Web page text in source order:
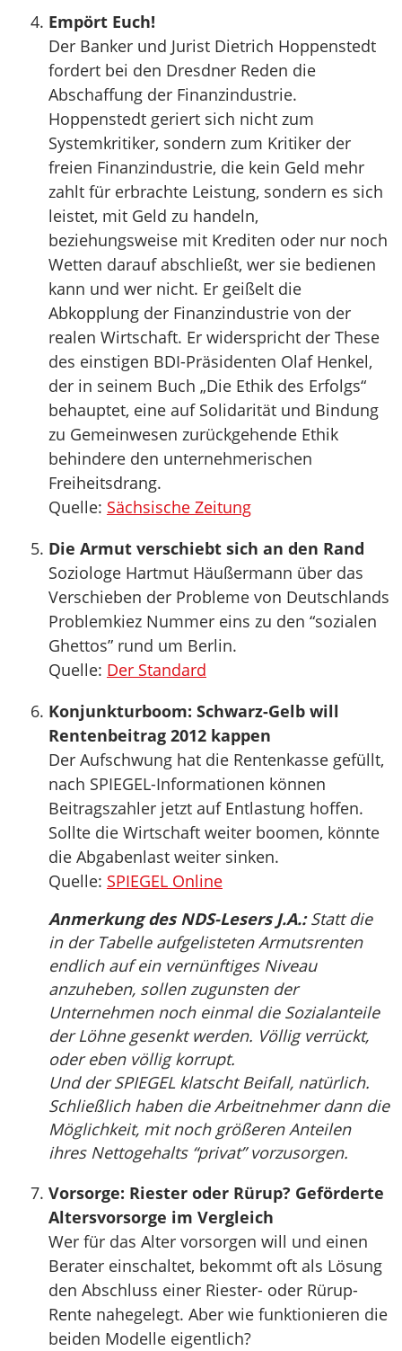
Empört Euch!
Der Banker und Jurist Dietrich Hoppenstedt
fordert bei den Dresdner Reden die
Abschaffung der Finanzindustrie.
Hoppenstedt geriert sich nicht zum
Systemkritiker, sondern zum Kritiker der
freien Finanzindustrie, die kein Geld mehr
zahlt für erbrachte Leistung, sondern es sich
leistet, mit Geld zu handeln,
beziehungsweise mit Krediten oder nur noch
Wetten darauf abschließt, wer sie bedienen
kann und wer nicht. Er geißelt die
Abkopplung der Finanzindustrie von der
realen Wirtschaft. Er widerspricht der These
des einstigen BDI-Präsidenten Olaf Henkel,
der in seinem Buch „Die Ethik des Erfolgs“
behauptet, eine auf Solidarität und Bindung
zu Gemeinwesen zurückgehende Ethik
behindere den unternehmerischen
Freiheitsdrang.
Quelle: Sächsische Zeitung
Die Armut verschiebt sich an den Rand
Soziologe Hartmut Häußermann über das
Verschieben der Probleme von Deutschlands
Problemkiez Nummer eins zu den “sozialen
Ghettos” rund um Berlin.
Quelle: Der Standard
Konjunkturboom: Schwarz-Gelb will
Rentenbeitrag 2012 kappen
Der Aufschwung hat die Rentenkasse gefüllt,
nach SPIEGEL-Informationen können
Beitragszahler jetzt auf Entlastung hoffen.
Sollte die Wirtschaft weiter boomen, könnte
die Abgabenlast weiter sinken.
Quelle: SPIEGEL Online
Anmerkung des NDS-Lesers J.A.:Statt die
in der Tabelle aufgelisteten Armutsrenten
endlich auf ein vernünftiges Niveau
anzuheben, sollen zugunsten der
Unternehmen noch einmal die Sozialanteile
der Löhne gesenkt werden. Völlig verrückt,
oder eben völlig korrupt.
Und der SPIEGEL klatscht Beifall, natürlich.
Schließlich haben die Arbeitnehmer dann die
Möglichkeit, mit noch größeren Anteilen
ihres Nettogehalts “privat” vorzusorgen.
Vorsorge: Riester oder Rürup? Geförderte
Altersvorsorge im Vergleich
Wer für das Alter vorsorgen will und einen
Berater einschaltet, bekommt oft als Lösung
den Abschluss einer Riester- oder Rürup-
Rente nahegelegt. Aber wie funktionieren die
beiden Modelle eigentlich?